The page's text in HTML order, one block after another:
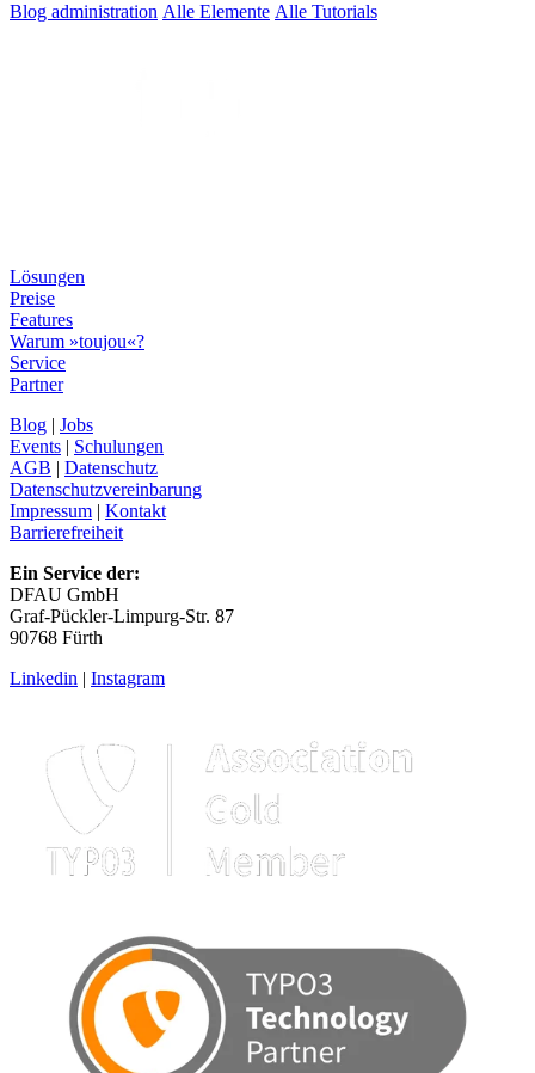
Blog administration Alle Elemente Alle Tutorials
Lösungen
Preise
Features
Warum »toujou«?
Service
Partner
Blog | Jobs
Events | Schulungen
AGB | Datenschutz
Datenschutzvereinbarung
Impressum | Kontakt
Barrierefreiheit
Ein Service der:
DFAU GmbH
Graf-Pückler-Limpurg-Str. 87
90768 Fürth
Linkedin | Instagram